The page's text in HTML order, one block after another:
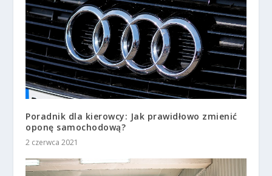
Poradnik dla kierowcy: Jak prawidłowo zmienić
oponę samochodową?
2 czerwca 2021